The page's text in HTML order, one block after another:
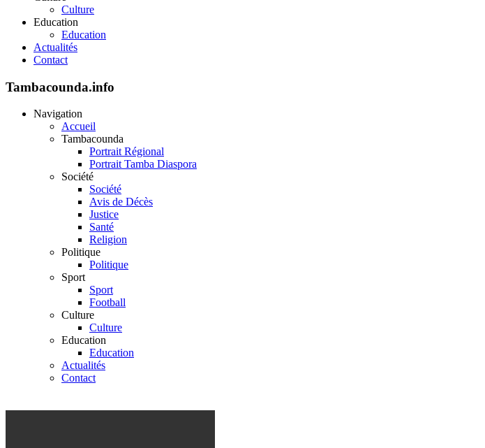
Culture
Education
Education
Actualités
Contact
Tambacounda.info
Navigation
Accueil
Tambacounda
Portrait Régional
Portrait Tamba Diaspora
Société
Société
Avis de Décès
Justice
Santé
Religion
Politique
Politique
Sport
Sport
Football
Culture
Culture
Education
Education
Actualités
Contact